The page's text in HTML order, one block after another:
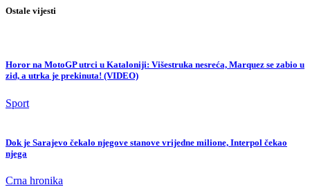
Ostale vijesti
Horor na MotoGP utrci u Kataloniji: Višestruka nesreća, Marquez se zabio u
zid, a utrka je prekinuta! (VIDEO)
Sport
Dok je Sarajevo čekalo njegove stanove vrijedne milione, Interpol čekao
njega
Crna hronika